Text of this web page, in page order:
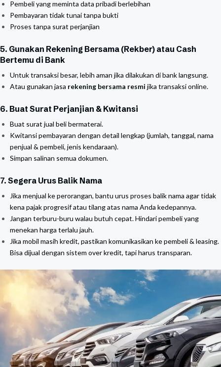
Pembeli yang meminta data pribadi berlebihan
Pembayaran tidak tunai tanpa bukti
Proses tanpa surat perjanjian
5. Gunakan Rekening Bersama (Rekber) atau Cash
Bertemu di Bank
Untuk transaksi besar, lebih aman jika dilakukan di bank langsung.
Atau gunakan jasa rekening bersama resmi jika transaksi online.
6. Buat Surat Perjanjian & Kwitansi
Buat surat jual beli bermaterai.
Kwitansi pembayaran dengan detail lengkap (jumlah, tanggal, nama
penjual & pembeli, jenis kendaraan).
Simpan salinan semua dokumen.
7. Segera Urus Balik Nama
Jika menjual ke perorangan, bantu urus proses balik nama agar tidak
kena pajak progresif atau tilang atas nama Anda kedepannya.
Jangan terburu-buru walau butuh cepat. Hindari pembeli yang
menekan harga terlalu jauh.
Jika mobil masih kredit, pastikan komunikasikan ke pembeli & leasing.
Bisa dijual dengan sistem over kredit, tapi harus transparan.